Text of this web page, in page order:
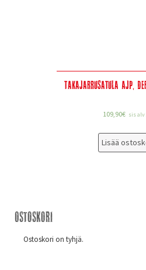
Takajarrusatula AJP,
109,90€ sis alv
Lisää
Ostoskori
Ostoskori on tyhjä.